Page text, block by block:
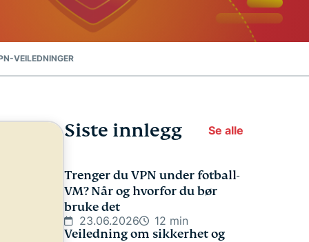
VEILEDNINGER
Siste innlegg Se alle
Trenger du VPN under fotball-
VM? Når og hvorfor du bør
bruke det
23.06.2026 12 min
Veiledning om sikkerhet og